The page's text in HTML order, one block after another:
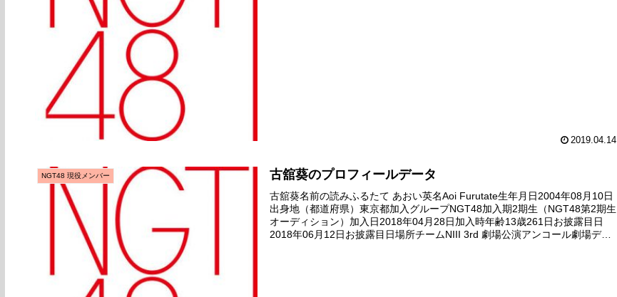
2019.04.14
NGT48 現役メンバー 古舘葵のプロフィールデータ
古舘葵名前の読みふるたて あおい英名Aoi Furutate生年月日2004年08月10日
出身地（都道府県）東京都加入グループNGT48加入期2期生（NGT48第2期生
オーディション）加入日2018年04月28日加入時年齢13歳261日お披露目日
2018年06月12日お披露目日場所チームNIII 3rd 劇場公演アンコール劇場デビ